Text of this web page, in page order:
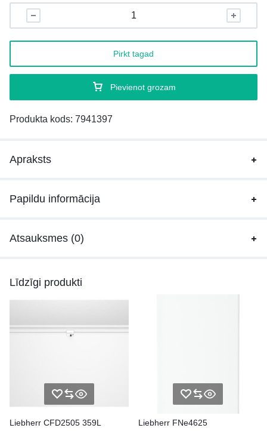
Pievienot grozam
Pirkt tagad
Produkta kods: 7941397
Apraksts
Papildu informācija
Atsauksmes (0)
Līdzīgi produkti
Liebherr CFD2505 359L Liebherr FNe4625